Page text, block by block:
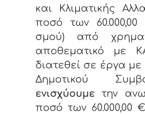
και Κλιματικής
ποσό των
σμού) από
αποθεματικό με
διατεθεί σε έργα
Δημοτικού
ενισχύουμε την
ποσό των 60.000,00